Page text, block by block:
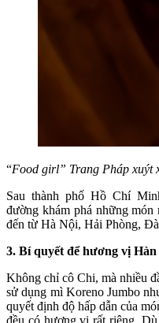
“Food girl” Trang Pháp xuýt
Sau thành phố Hồ Chí
đường khám phá những món
đến từ Hà Nội, Hải Phòng,
3. Bí quyết để hương vị
Không chỉ cô Chi, mà nhiều
sử dụng mì Koreno Jumbo
quyết định độ hấp dẫn của
đều có hương vị rất riêng.